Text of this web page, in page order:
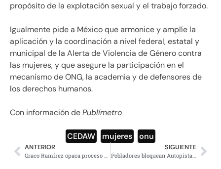
propósito de la explotación sexual y el trabajo forzado.
Igualmente pide a México que armonice y amplíe la
aplicación y la coordinación a nivel federal, estatal y
municipal de la Alerta de Violencia de Género contra
las mujeres, y que asegure la participación en el
mecanismo de ONG, la academia y de defensores de
los derechos humanos.
Con información dePublímetro
CEDAW mujeres onu
ANTERIOR
Graco Ramírez opaca proceso de transición en Morelos
SIGUIENTE
Pobladores bloquean Autopista México-Puebla por falta de acuerdo con SCT